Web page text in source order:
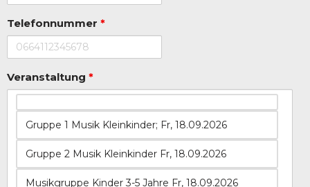
Telefonnummer *
Veranstaltung *